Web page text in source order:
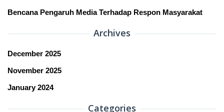
Bencana Pengaruh Media Terhadap Respon Masyarakat
Archives
December 2025
November 2025
January 2024
Categories